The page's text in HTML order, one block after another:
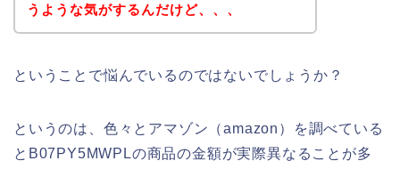
うような気がするんだけど、、、
ということで悩んでいるのではないでしょうか？
というのは、色々とアマゾン（amazon）を調べている
とB07PY5MWPLの商品の金額が実際異なることが多